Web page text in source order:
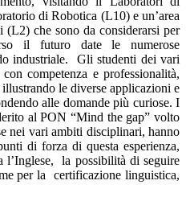
di Robotica (L10) e un’area
(L2) che sono da considerarsi per
il futuro date le numerose
industriale. Gli studenti dei vari
competenza e professionalità,
le diverse applicazioni e
alle domande più curiose. I
al PON “Mind the gap” volto
nei vari ambiti disciplinari, hanno
di forza di questa esperienza,
l’Inglese, la possibilità di seguire
per la certificazione linguistica,